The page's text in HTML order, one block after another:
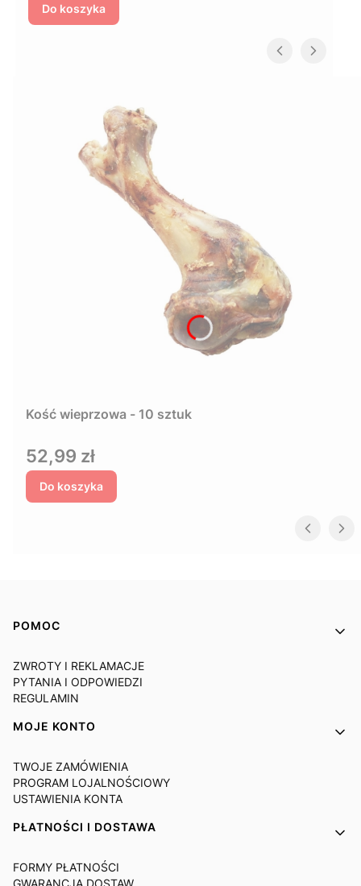
Do koszyka
Kość wieprzowa - 10 sztuk
Cena
52,99 zł
Do koszyka
Linki w stopce
POMOC
ZWROTY I REKLAMACJE
PYTANIA I ODPOWIEDZI
REGULAMIN
MOJE KONTO
TWOJE ZAMÓWIENIA
PROGRAM LOJALNOŚCIOWY
USTAWIENIA KONTA
PŁATNOŚCI I DOSTAWA
FORMY PŁATNOŚCI
GWARANCJA DOSTAW